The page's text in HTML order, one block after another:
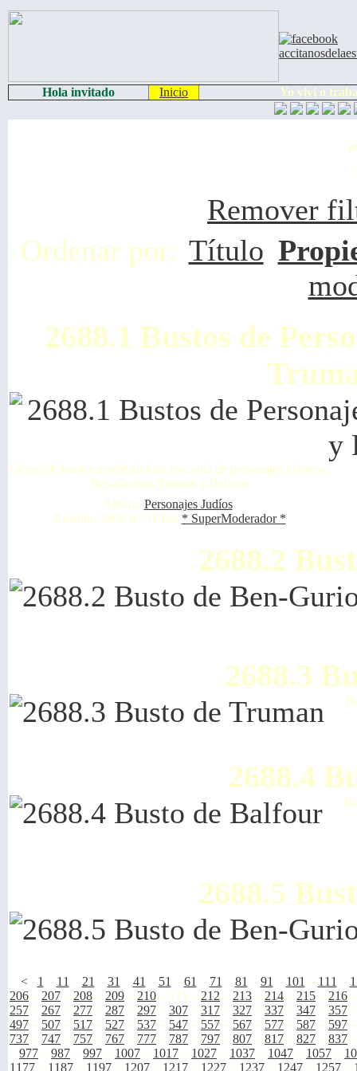
Hola invitado Inicio Yo viví o
Remover
Ordenar por: Título
2688.1 Bustos de
Grupo de bustos modelados en escayola de personajes hebreos:
Ben-Gurion, Truman y Balfour
Álbum: Personajes Judíos.
Añadido 2008-07-11 Por * SuperModerador *
2688.2
2688.3
2688.4
2688.5
< 1 – 11 – 21 – 31 – 41 – 51 – 61 – 71 – 81 – 91 – 101 – 111 –
206 – 207 – 208 – 209 – 210 – 211 – 212 – 213 – 214 – 215 – 216
257 – 267 – 277 – 287 – 297 – 307 – 317 – 327 – 337 – 347 – 357
497 – 507 – 517 – 527 – 537 – 547 – 557 – 567 – 577 – 587 – 597
737 – 747 – 757 – 767 – 777 – 787 – 797 – 807 – 817 – 827 – 837
977 – 987 – 997 – 1007 – 1017 – 1027 – 1037 – 1047 – 1057 –
1177 – 1187 – 1197 – 1207 – 1217 – 1227 – 1237 – 1247 – 1257 –